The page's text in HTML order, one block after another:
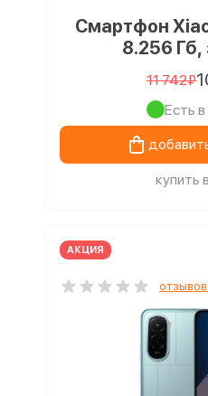
Смартфон
8.256
11 742₽
Есть в
купить
АКЦИЯ